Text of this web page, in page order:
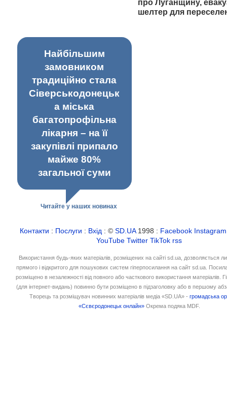
про Луганщину,
шелтер для
Найбільшим
замовником
традиційно стала
Сіверськодонецьк
а міська
багатопрофільна
лікарня – на її
закупівлі припало
майже 80%
загальної суми
Читайте у наших новинах
Контакти : Послуги : Вхід : ©SD.UA1998 : Facebook Instagram
YouTube Twitter TikTok rss
Використання будь-яких матеріалів, розміщених на сайті sd.ua, дозволяється
прямого і відкритого для пошукових систем гіперпосилання на сайт sd.ua.
розміщено в незалежності від повного або часткового використання матеріалів.
(для інтернет-видань) повинно бути розміщено в підзаголовку або в першому
Творець та розміщувач новинних матеріалів медіа «SD.UA» -громадська
«Сєвєродонецьк онлайн» Окрема подяка MDF.